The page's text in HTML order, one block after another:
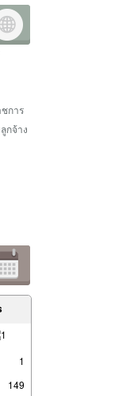
การ
กจ้าง
1
149